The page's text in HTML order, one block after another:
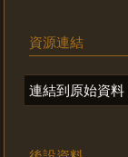
資源連結
連結到原始資料